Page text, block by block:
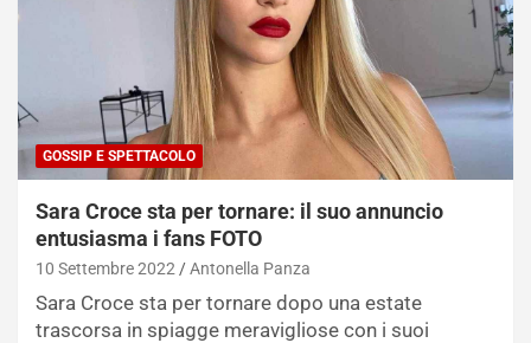
GOSSIP E SPETTACOLO
Sara Croce sta per tornare: il suo annuncio
entusiasma i fans FOTO
10 Settembre 2022 Antonella Panza
Sara Croce sta per tornare dopo una estate
trascorsa in spiagge meravigliose con i suoi